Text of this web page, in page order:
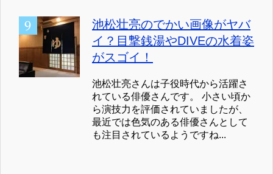
池松壮亮のでかい画像がヤバ
イ？目撃銭湯やDIVEの水着姿
がスゴイ！
池松壮亮さんは子役時代から活躍さ
れている俳優さんです。 小さい頃か
ら演技力を評価されていましたが、
最近では色気のある俳優さんとして
も注目されているようですね...